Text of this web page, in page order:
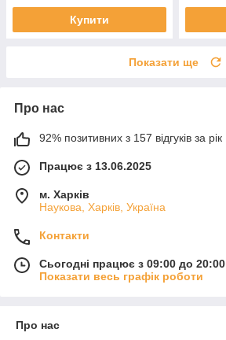
Купити
Показати ще
Про нас
92% позитивних з 157 відгуків за рік
Працює з 13.06.2025
м. Харків
Наукова, Харків, Україна
Контакти
Сьогодні працює з 09:00 до 20:00
Показати весь графік роботи
Про нас